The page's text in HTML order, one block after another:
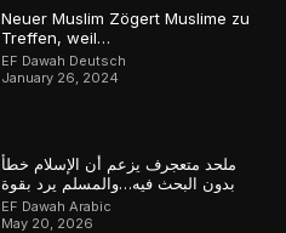
Neuer Muslim Zögert Muslime zu
Treffen, weil…
EF Dawah Deutsch
January 26, 2024
ملحد متعجرف يزعم أن الإسلام خطأ
بدون البحث فيه…والمسلم يرد بقوة
EF Dawah Arabic
May 20, 2026